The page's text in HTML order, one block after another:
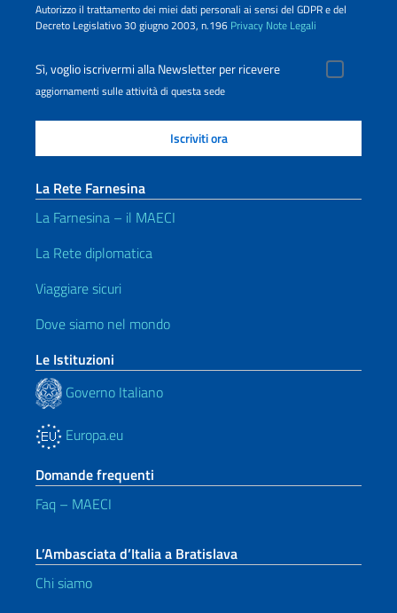
Autorizzo il trattamento dei miei dati personali ai sensi del GDPR e del
Decreto Legislativo 30 giugno 2003, n.196 Privacy Note Legali
Sì, voglio iscrivermi alla Newsletter per ricevere
aggiornamenti sulle attività di questa sede
La Rete Farnesina
La Farnesina – il MAECI
La Rete diplomatica
Viaggiare sicuri
Dove siamo nel mondo
Le Istituzioni
Governo Italiano
Europa.eu
Domande frequenti
Faq – MAECI
L’Ambasciata d’Italia a Bratislava
Chi siamo